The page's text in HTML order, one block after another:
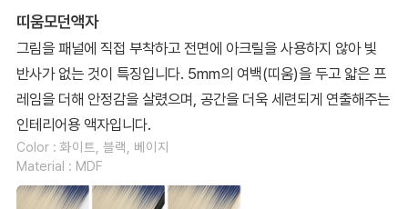
띠움모던액자
그림을 패널에 직접 부착하고 전면에 아크릴을 사용하지 않아 빛
반사가 없는 것이 특징입니다. 5mm의 여백(띠움)을 두고 얇은 프
레임을 더해 안정감을 살렸으며, 공간을 더욱 세련되게 연출해주는
인테리어용 액자입니다.
Color : 화이트, 블랙, 베이지
Material : MDF